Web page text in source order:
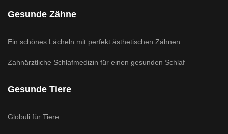
Gesunde Zähne
Ein schönes Lächeln mit perfekt ästhetischen Zähnen
Zahnärztliche Schlafmedizin für einen gesunden Schlaf
Gesunde Tiere
Globuli für Tiere